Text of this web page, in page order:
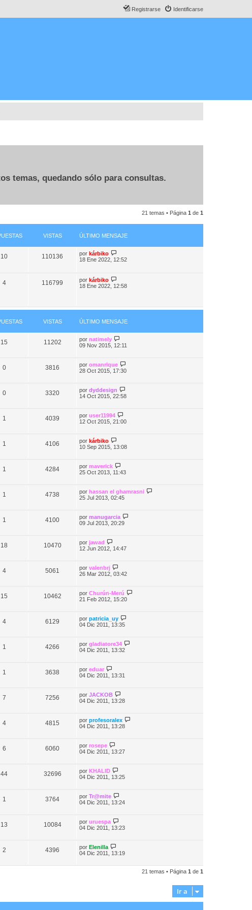
Identificarse
Registrarse
temas, quedando sólo para consultas.
21 temas • Página 1 de 1
VISTAS ÚLTIMO MENSAJE
10 110136 por kárbiko
18 Ene 2022, 12:52
4 116799 por kárbiko
18 Ene 2022, 12:58
VISTAS ÚLTIMO MENSAJE
15 11202 por natimely
09 Nov 2015, 12:11
0 3816 por omanrique
28 Oct 2015, 17:30
0 3320 por dyddesign
14 Oct 2015, 22:58
1 4039 por user11994
12 Oct 2015, 21:00
1 4106 por kárbiko
10 Sep 2015, 13:08
1 4284 por maverick
25 Oct 2013, 11:43
1 4738 por hassan el ghamrasni
25 Jul 2013, 02:45
1 4100 por manugarcia
09 Jul 2013, 20:29
18 10470 por jawad
12 Jun 2012, 14:47
4 5061 por valenbrj
26 Mar 2012, 03:42
15 10462 por Churún-Merú
21 Feb 2012, 15:20
4 6129 por patricia_uy
04 Dic 2011, 13:35
1 4266 por gladiatore34
04 Dic 2011, 13:32
1 3638 por eduar
04 Dic 2011, 13:31
7 7256 por JACKOB
04 Dic 2011, 13:28
4 4815 por profesoralex
04 Dic 2011, 13:28
6 6060 por rosepe
04 Dic 2011, 13:27
44 32696 por KHALID
04 Dic 2011, 13:25
1 3764 por Tr@mite
04 Dic 2011, 13:24
13 10084 por uruespa
04 Dic 2011, 13:23
2 4396 por Elenilla
04 Dic 2011, 13:19
21 temas • Página 1 de 1
Ir a